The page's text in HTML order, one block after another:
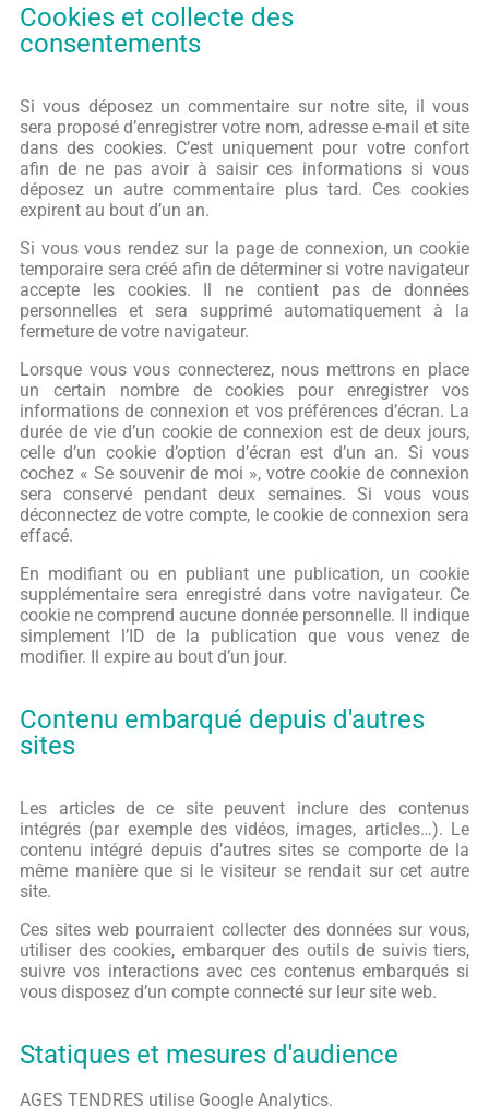
Cookies et collecte des
consentements
Si vous déposez un commentaire sur notre site, il vous
sera proposé d’enregistrer votre nom, adresse e-mail et site
dans des cookies. C’est uniquement pour votre confort
afin de ne pas avoir à saisir ces informations si vous
déposez un autre commentaire plus tard. Ces cookies
expirent au bout d’un an.
Si vous vous rendez sur la page de connexion, un cookie
temporaire sera créé afin de déterminer si votre navigateur
accepte les cookies. Il ne contient pas de données
personnelles et sera supprimé automatiquement à la
fermeture de votre navigateur.
Lorsque vous vous connecterez, nous mettrons en place
un certain nombre de cookies pour enregistrer vos
informations de connexion et vos préférences d’écran. La
durée de vie d’un cookie de connexion est de deux jours,
celle d’un cookie d’option d’écran est d’un an. Si vous
cochez « Se souvenir de moi », votre cookie de connexion
sera conservé pendant deux semaines. Si vous vous
déconnectez de votre compte, le cookie de connexion sera
effacé.
En modifiant ou en publiant une publication, un cookie
supplémentaire sera enregistré dans votre navigateur. Ce
cookie ne comprend aucune donnée personnelle. Il indique
simplement l’ID de la publication que vous venez de
modifier. Il expire au bout d’un jour.
Contenu embarqué depuis d'autres
sites
Les articles de ce site peuvent inclure des contenus
intégrés (par exemple des vidéos, images, articles…). Le
contenu intégré depuis d’autres sites se comporte de la
même manière que si le visiteur se rendait sur cet autre
site.
Ces sites web pourraient collecter des données sur vous,
utiliser des cookies, embarquer des outils de suivis tiers,
suivre vos interactions avec ces contenus embarqués si
vous disposez d’un compte connecté sur leur site web.
Statiques et mesures d'audience
AGES TENDRES utilise Google Analytics.